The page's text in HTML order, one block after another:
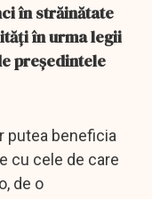
în străinătate
în urma legii
președintele
putea beneficia
cu cele de care
de o